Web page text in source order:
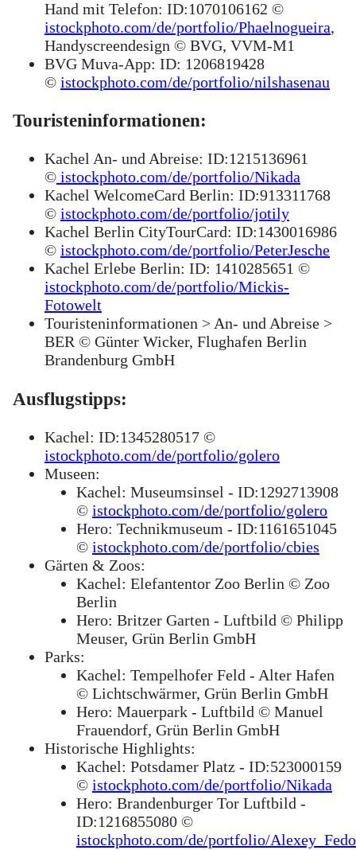
Hand mit Telefon: ID:1070106162 ©
istockphoto.com/de/portfolio/Phaelnogueira,
Handyscreendesign © BVG, VVM-M1
BVG Muva-App: ID: 1206819428
© istockphoto.com/de/portfolio/nilshasenau
Touristeninformationen:
Kachel An- und Abreise: ID:1215136961
© istockphoto.com/de/portfolio/Nikada
Kachel WelcomeCard Berlin: ID:913311768
© istockphoto.com/de/portfolio/jotily
Kachel Berlin CityTourCard: ID:1430016986
© istockphoto.com/de/portfolio/PeterJesche
Kachel Erlebe Berlin: ID: 1410285651 ©
istockphoto.com/de/portfolio/Mickis-
Fotowelt
Touristeninformationen > An- und Abreise >
BER © Günter Wicker, Flughafen Berlin
Brandenburg GmbH
Ausflugstipps:
Kachel: ID:1345280517 ©
istockphoto.com/de/portfolio/golero
Museen:
Kachel: Museumsinsel - ID:1292713908
© istockphoto.com/de/portfolio/golero
Hero: Technikmuseum - ID:1161651045
© istockphoto.com/de/portfolio/cbies
Gärten & Zoos:
Kachel: Elefantentor Zoo Berlin © Zoo
Berlin
Hero: Britzer Garten - Luftbild © Philipp
Meuser, Grün Berlin GmbH
Parks:
Kachel: Tempelhofer Feld - Alter Hafen
© Lichtschwärmer, Grün Berlin GmbH
Hero: Mauerpark - Luftbild © Manuel
Frauendorf, Grün Berlin GmbH
Historische Highlights:
Kachel: Potsdamer Platz - ID:523000159
© istockphoto.com/de/portfolio/Nikada
Hero: Brandenburger Tor Luftbild -
ID:1216855080 ©
istockphoto.com/de/portfolio/